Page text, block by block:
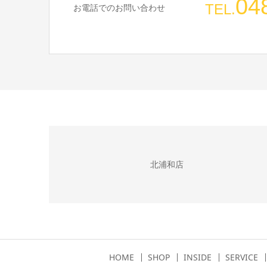
お電話でのお問い合わせ TEL.
北浦和店
HOME SHOP INSIDE SERVICE